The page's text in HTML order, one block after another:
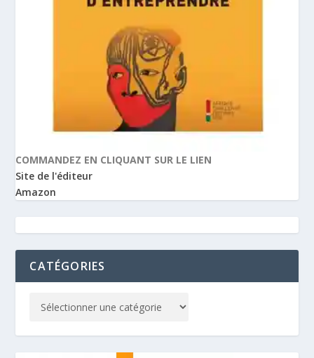
COMMANDEZ EN CLIQUANT SUR LE LIEN
Site de l'éditeur
Amazon
CATÉGORIES